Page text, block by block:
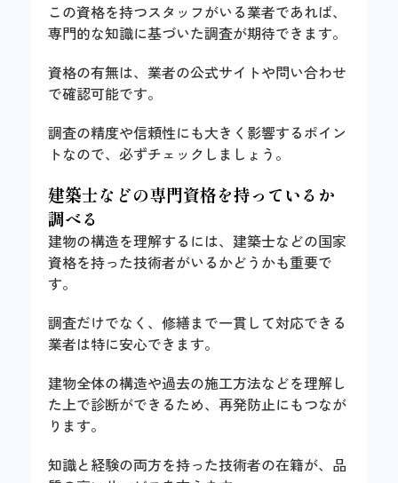
この資格を持つスタッフがいる業者であれば、
専門的な知識に基づいた調査が期待できます。
資格の有無は、業者の公式サイトや問い合わせ
で確認可能です。
調査の精度や信頼性にも大きく影響するポイン
トなので、必ずチェックしましょう。
建築士などの専門資格を持っているか
調べる
建物の構造を理解するには、建築士などの国家
資格を持った技術者がいるかどうかも重要で
す。
調査だけでなく、修繕まで一貫して対応できる
業者は特に安心できます。
建物全体の構造や過去の施工方法などを理解し
た上で診断ができるため、再発防止にもつなが
ります。
知識と経験の両方を持った技術者の在籍が、品